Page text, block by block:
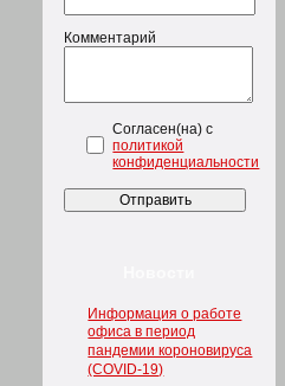
Комментарий
Согласен(на) с
политикой
конфиденциальности
Информация о работе
офиса в период
пандемии короновируса
(COVID-19)